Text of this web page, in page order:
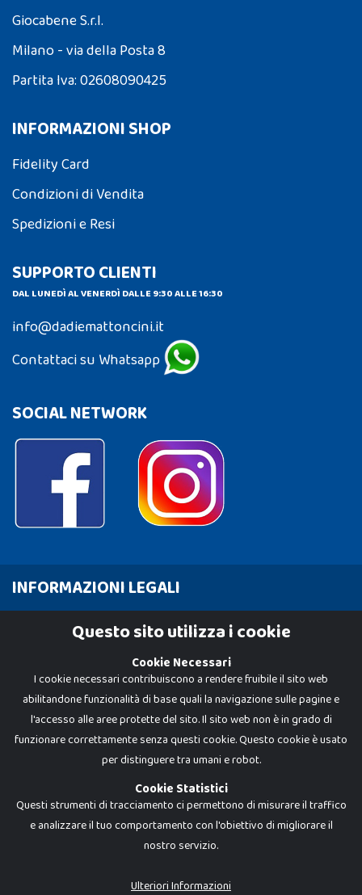
Giocabene S.r.l.
Milano - via della Posta 8
Partita Iva: 02608090425
INFORMAZIONI SHOP
Fidelity Card
Condizioni di Vendita
Spedizioni e Resi
SUPPORTO CLIENTI
DAL LUNEDÌ AL VENERDÌ DALLE 9:30 ALLE 16:30
info@dadiemattoncini.it
Contattaci su Whatsapp
SOCIAL NETWORK
INFORMAZIONI LEGALI
Cookie Policy
Dadi e Mattoncini è un brand di Giocabene Srl. Ogni riproduzione o utilizzo non
I prezzi e le promozioni pubblicate potrebbero differire da quanto esposto in
Questo sito utilizza i cookie
Cookie Necessari
I cookie necessari contribuiscono a rendere fruibile il sito web
abilitandone funzionalità di base quali la navigazione sulle pagine e
l'accesso alle aree protette del sito. Il sito web non è in grado di
funzionare correttamente senza questi cookie. Questo cookie è usato
per distinguere tra umani e robot.
Cookie Statistici
Questi strumenti di tracciamento ci permettono di misurare il traffico
e analizzare il tuo comportamento con l'obiettivo di migliorare il
nostro servizio.
Ulteriori Informazioni